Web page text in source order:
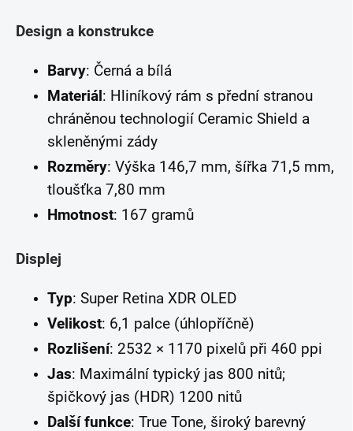
Design a konstrukce
Barvy: Černá a bílá
Materiál : Hliníkový rám s přední stranou
chráněnou technologií Ceramic Shield a
skleněnými zády
Rozměry: Výška 146,7 mm, šířka 71,5 mm,
tloušťka 7,80 mm
Hmotnost: 167 gramů
Displej
Typ: Super Retina XDR OLED
Velikost: 6,1 palce (úhlopříčně)
Rozlišení: 2532 × 1170 pixelů při 460 ppi
Jas: Maximální typický jas 800 nitů;
špičkový jas (HDR) 1200 nitů
Další funkce: True Tone, široký barevný